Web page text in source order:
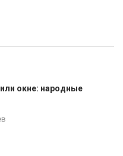
окне: народные